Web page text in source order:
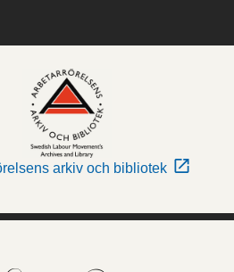
arkiv och bibliotek